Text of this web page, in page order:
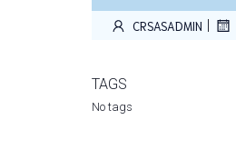
CRSASADMIN
TAGS
No tags